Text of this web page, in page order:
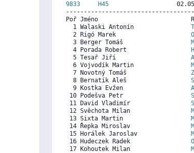
9833
H45
Poř Jméno
  1 Walaski Antonín
  2 Rigó Marek
  3 Berger Tomáš
  4 Porada Robert
  5 Tesař Jiří
  6 Vojvodík Martin
  7 Novotný Tomáš
  8 Bernatík Aleš
  9 Kostka Evžen
10 Podešva Petr
11 David Vladimír
12 Svěchota Milan
13 Sixta Martin
14 Řepka Miroslav
15 Horálek Jaroslav
16 Hudeczek Radek
17 Kohoutek Milan